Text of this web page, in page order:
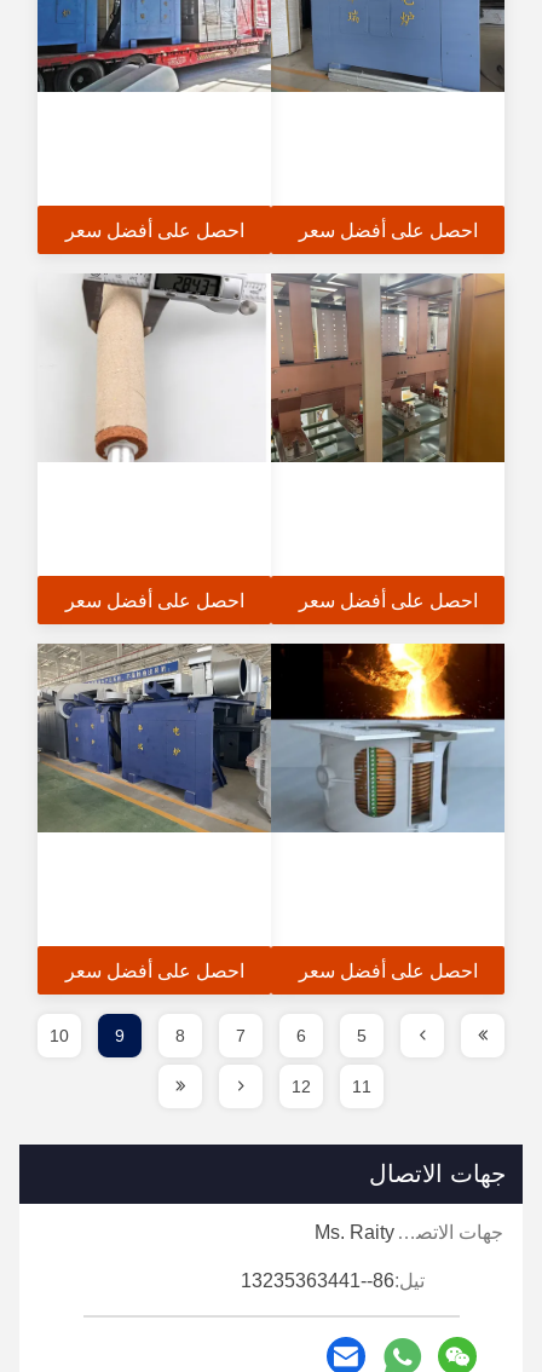
احصل على أفضل سعر احصل على أفضل سعر
احصل على أفضل سعر احصل على أفضل سعر
احصل على أفضل سعر احصل على أفضل سعر
5
6
7
8
9
10
11
12
جهات الاتصال
جهات الاتصال: Ms. Raity
تيل:86--13235363441